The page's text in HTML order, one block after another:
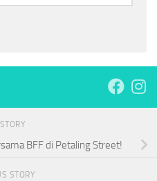
BFF di Petaling Street!
STORY